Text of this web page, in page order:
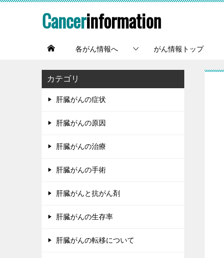
Cancerinformation
各がん情報へ がん情報トップ
カテゴリ
肝臓がんの症状
肝臓がんの原因
肝臓がんの治療
肝臓がんの手術
肝臓がんと抗がん剤
肝臓がんの生存率
肝臓がんの転移について